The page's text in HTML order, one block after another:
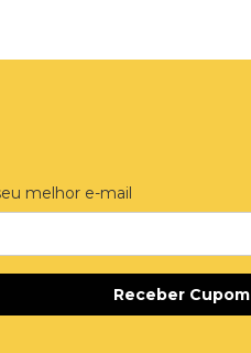
melhor e-mail
Receber Cupom